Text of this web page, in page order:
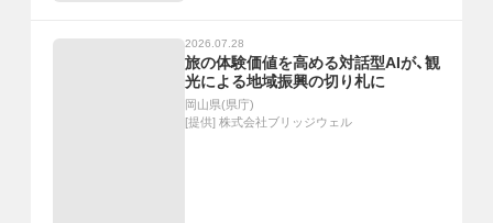
2026.07.28
旅の体験価値を高める対話型AIが、観
光による地域振興の切り札に
岡山県(県庁)
[提供] 株式会社ブリッジウェル